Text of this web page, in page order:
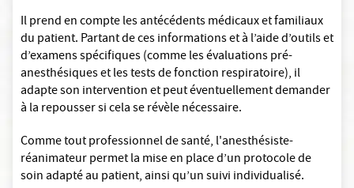
Il prend en compte les antécédents médicaux et familiaux
du patient. Partant de ces informations et à l’aide d’outils et
d’examens spécifiques (comme les évaluations pré-
anesthésiques et les tests de fonction respiratoire), il
adapte son intervention et peut éventuellement demander
à la repousser si cela se révèle nécessaire.
Comme tout professionnel de santé, l'anesthésiste-
réanimateur permet la mise en place d’un protocole de
soin adapté au patient, ainsi qu’un suivi individualisé.